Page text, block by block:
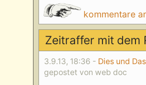
kommentare
Zeitraffer mit dem
3.9.13, 18:36 - Dies und Das
gepostet von web doc